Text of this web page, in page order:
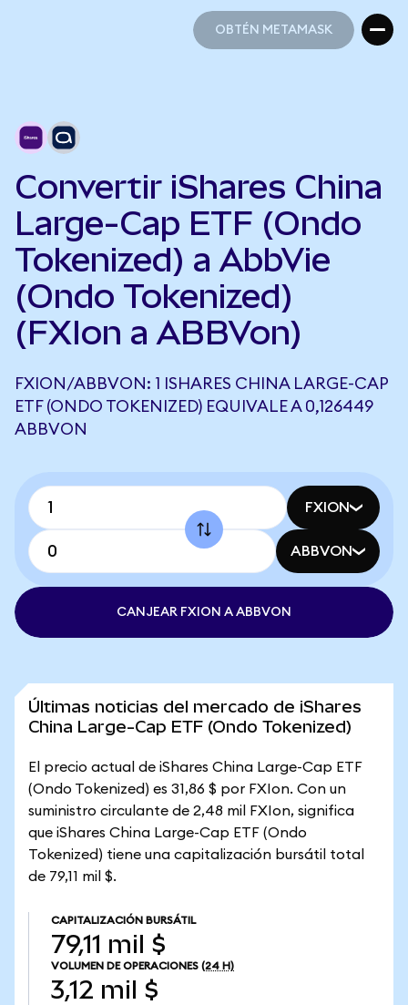
OBTÉN METAMASK
Convertir iShares China
Large-Cap ETF (Ondo
Tokenized) a AbbVie
(Ondo Tokenized)
(FXIon a ABBVon)
FXION/ABBVON: 1 ISHARES CHINA LARGE-CAP
ETF (ONDO TOKENIZED) EQUIVALE A 0,126449
ABBVON
FXION
ABBVON
CANJEAR FXION A ABBVON
Últimas noticias del mercado de iShares
China Large-Cap ETF (Ondo Tokenized)
El precio actual de iShares China Large-Cap ETF
(Ondo Tokenized) es 31,86 $ por FXIon. Con un
suministro circulante de 2,48 mil FXIon, significa
que iShares China Large-Cap ETF (Ondo
Tokenized) tiene una capitalización bursátil total
de 79,11 mil $.
CAPITALIZACIÓN BURSÁTIL
79,11 mil $
VOLUMEN DE OPERACIONES (24 H)
3,12 mil $